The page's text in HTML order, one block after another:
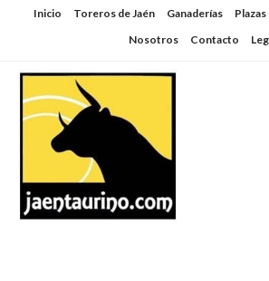
SaltarInicio Toreros de Jaén Ganaderías Plazas
Nosotros
Contacto